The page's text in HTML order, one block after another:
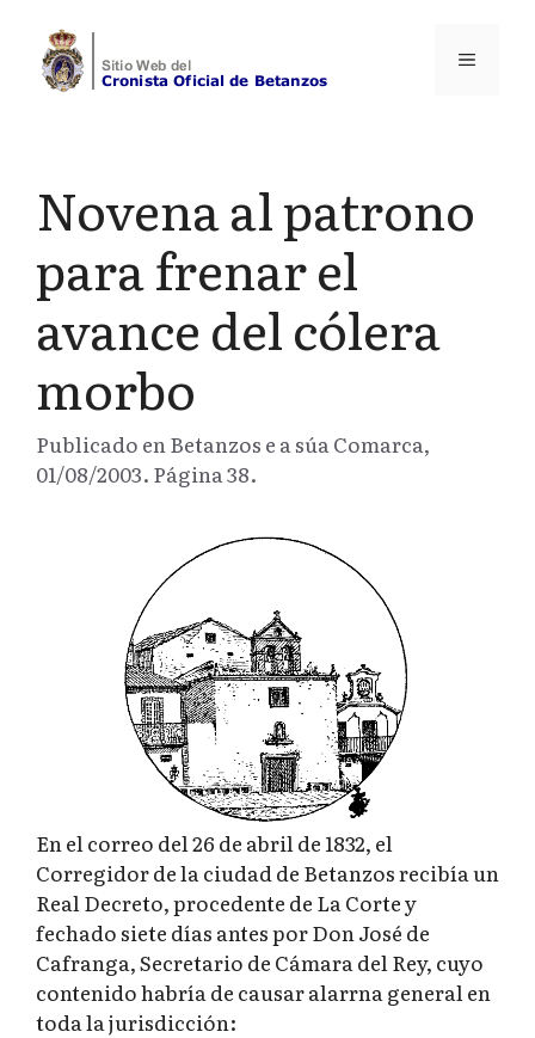
contenido
Menú
Novena al patrono
para frenar el
avance del cólera
morbo
Publicado en Betanzos e a súa Comarca,
01/08/2003. Página 38.
En el correo del 26 de abril de 1832, el
Corregidor de la ciudad de Betanzos recibía un
Real Decreto, procedente de La Corte y
fechado siete días antes por Don José de
Cafranga, Secretario de Cámara del Rey, cuyo
contenido habría de causar alarrna general en
toda la jurisdicción: